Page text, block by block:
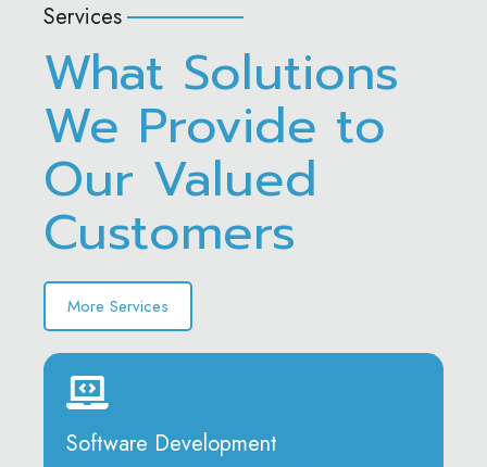
Services
What Solutions
We Provide to
Our Valued
Customers
More Services
Software Development